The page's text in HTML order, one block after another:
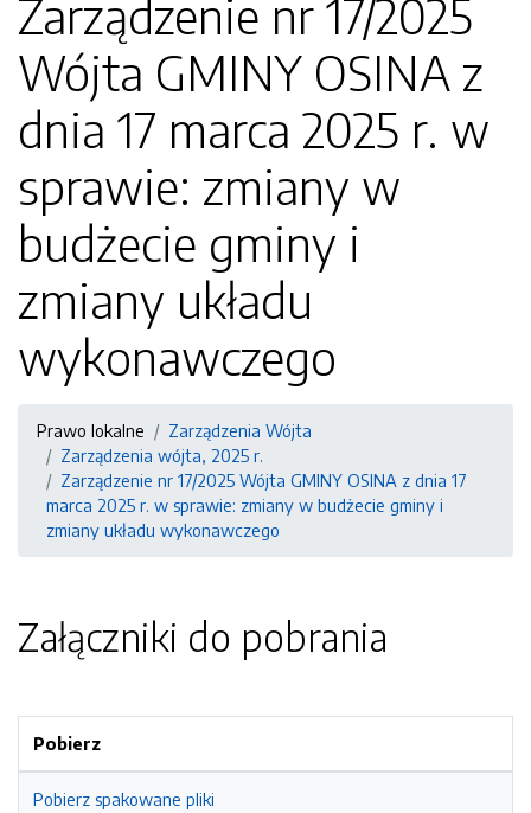
Zarządzenie nr 17/2025
Wójta GMINY OSINA z
dnia 17 marca 2025 r. w
sprawie: zmiany w
budżecie gminy i
zmiany układu
wykonawczego
Prawo lokalne
Zarządzenia Wójta
Zarządzenia wójta, 2025 r.
Zarządzenie nr 17/2025 Wójta GMINY OSINA z dnia 17
marca 2025 r. w sprawie: zmiany w budżecie gminy i
zmiany układu wykonawczego
Załączniki do pobrania
Pobierz
Pobierz spakowane pliki